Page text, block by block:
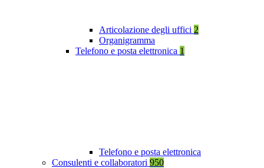
Articolazione degli uffici 2
Organigramma
Telefono e posta elettronica 1
Telefono e posta elettronica
Consulenti e collaboratori 950